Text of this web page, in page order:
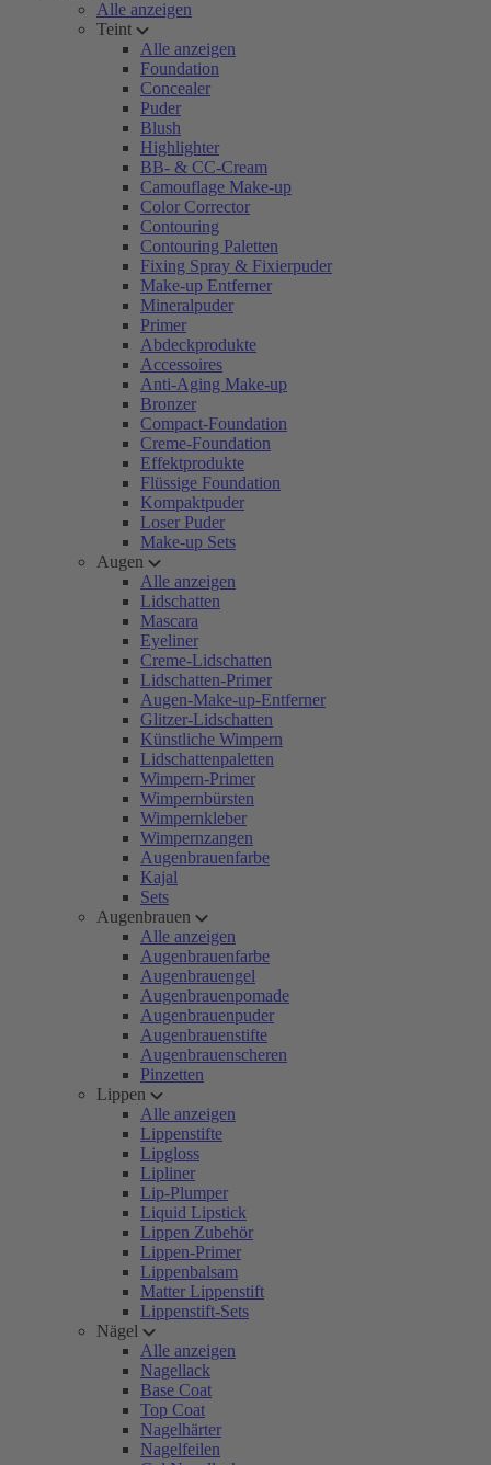
Alle anzeigen
Teint
Alle anzeigen
Foundation
Concealer
Puder
Blush
Highlighter
BB- & CC-Cream
Camouflage Make-up
Color Corrector
Contouring
Contouring Paletten
Fixing Spray & Fixierpuder
Make-up Entferner
Mineralpuder
Primer
Abdeckprodukte
Accessoires
Anti-Aging Make-up
Bronzer
Compact-Foundation
Creme-Foundation
Effektprodukte
Flüssige Foundation
Kompaktpuder
Loser Puder
Make-up Sets
Augen
Alle anzeigen
Lidschatten
Mascara
Eyeliner
Creme-Lidschatten
Lidschatten-Primer
Augen-Make-up-Entferner
Glitzer-Lidschatten
Künstliche Wimpern
Lidschattenpaletten
Wimpern-Primer
Wimpernbürsten
Wimpernkleber
Wimpernzangen
Augenbrauenfarbe
Kajal
Sets
Augenbrauen
Alle anzeigen
Augenbrauenfarbe
Augenbrauengel
Augenbrauenpomade
Augenbrauenpuder
Augenbrauenstifte
Augenbrauenscheren
Pinzetten
Lippen
Alle anzeigen
Lippenstifte
Lipgloss
Lipliner
Lip-Plumper
Liquid Lipstick
Lippen Zubehör
Lippen-Primer
Lippenbalsam
Matter Lippenstift
Lippenstift-Sets
Nägel
Alle anzeigen
Nagellack
Base Coat
Top Coat
Nagelhärter
Nagelfeilen